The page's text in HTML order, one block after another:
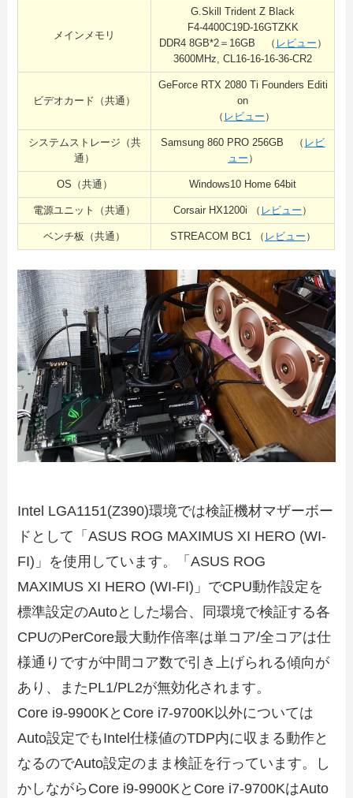
メインメモリ
G.Skill Trident Z Black
F4-4400C19D-16GTZKK
DDR4 8GB*2＝16GB （ レビュー ）
3600MHz, CL16-16-16-36-CR2
ビデオカード（共通）
GeForce RTX 2080 Ti Founders Editi
on
（ レビュー ）
システムストレージ（共
通）
Samsung 860 PRO 256GB （ レビ
ュー ）
OS（共通） Windows10 Home 64bit
電源ユニット（共通） Corsair HX1200i （ レビュー ）
ベンチ板（共通） STREACOM BC1 （ レビュー ）
Intel LGA1151(Z390)環境では検証機材マザーボー
ドとして「ASUS ROG MAXIMUS XI HERO (WI-
FI)」を使用しています。「ASUS ROG
MAXIMUS XI HERO (WI-FI)」でCPU動作設定を
標準設定のAutoとした場合、同環境で検証する各
CPUのPerCore最大動作倍率は単コア/全コアは仕
様通りですが中間コア数で引き上げられる傾向が
あり、またPL1/PL2が無効化されます。
Core i9-9900KとCore i7-9700K以外については
Auto設定でもIntel仕様値のTDP内に収まる動作と
なるのでAuto設定のまま検証を行っています。し
かしながらCore i9-9900KとCore i7-9700KはAuto